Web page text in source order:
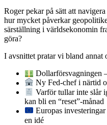
Roger pekar på sätt att
hur mycket påverkar
särställning i världsekonomin
göra?
I avsnittet pratar vi bland annat
Dollarförsvagningen
Ny Fed-chef i närtid
Varför tullar inte slår
kan bli en “reset”-månad
Europas
en idé